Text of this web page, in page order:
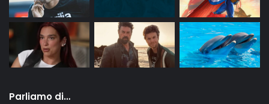
Parliamo di…